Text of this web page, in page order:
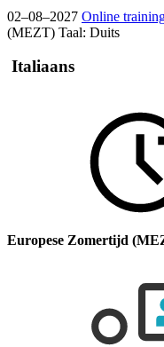
02–08–2027 Online
(MEZT) Taal: Duits
Italiaans
Europese Zomertijd